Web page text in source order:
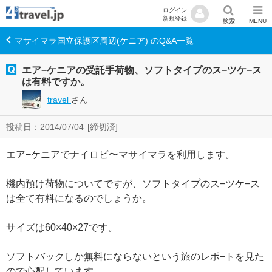
ログイン
新規登録
検索 MENU
マサイマラ国立保護区周辺(ケニア) のQ&A一覧
エア−ケニアの受託手荷物、ソフトタイプのス−ツケ−ス
は有料ですか。
travel さん
投稿日：2014/07/04 [締切済]
エア−ケニアでナイロビ〜マサイマラを利用します。
機内預け荷物についてですが、ソフトタイプのス−ツケ−ス
は全て有料になるのでしょうか。
サイズは60×40×27です。
ソフトバックしか無料にならないという旅のレポ−トを見た